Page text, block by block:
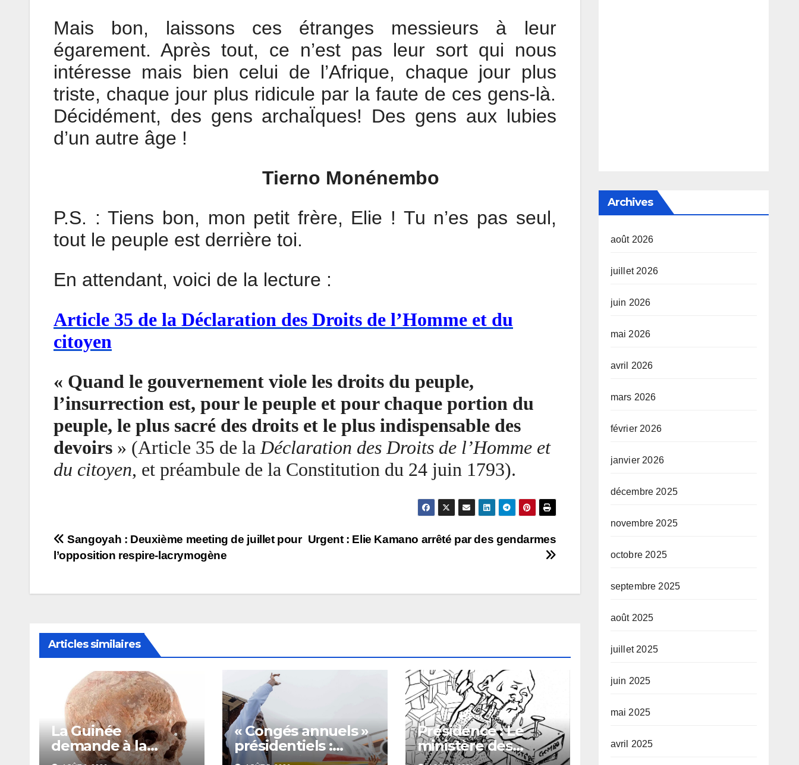
Mais bon, laissons ces étranges messieurs à leur
égarement. Après tout, ce n’est pas leur sort qui nous
intéresse mais bien celui de l’Afrique, chaque jour plus
triste, chaque jour plus ridicule par la faute de ces gens-là.
Décidément, des gens archaÏques! Des gens aux lubies
d’un autre âge !
Tierno Monénembo
P.S. : Tiens bon, mon petit frère, Elie ! Tu n’es pas seul,
tout le peuple est derrière toi.
En attendant, voici de la lecture :
Article 35 de la Déclaration des Droits de l’Homme et du
citoyen
« Quand le gouvernement viole les droits du peuple,
l’insurrection est, pour le peuple et pour chaque portion du
peuple, le plus sacré des droits et le plus indispensable des
devoirs » (Article 35 de laDéclaration des Droits de l’Homme et
du citoyen, et préambule de la Constitution du 24 juin 1793).
Navigation
de
l’article
Urgent : Elie Kamano arrêté par des gendarmes
Sangoyah : Deuxième meeting de juillet pour
l’opposition respire-lacrymogène
Articles similaires
La Guinée
demande à la
France la restitution
« Congés annuels »
présidentiels :
Doumbouya
Présidence : Le
ministère des
anciens ministres
Archives
août 2026
juillet 2026
juin 2026
mai 2026
avril 2026
mars 2026
février 2026
janvier 2026
décembre 2025
novembre 2025
octobre 2025
septembre 2025
août 2025
juillet 2025
juin 2025
mai 2025
avril 2025